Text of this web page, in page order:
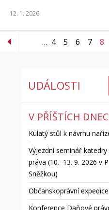
12. 1. 2026
… 4 5 6 7 8
UDÁLOSTI
V PŘÍŠTÍCH
Kulatý stůl k návrhu
Výjezdní seminář
práva (10.–13. 9. 2026 v
Sněžkou)
Občanskoprávní
Konference Daňové